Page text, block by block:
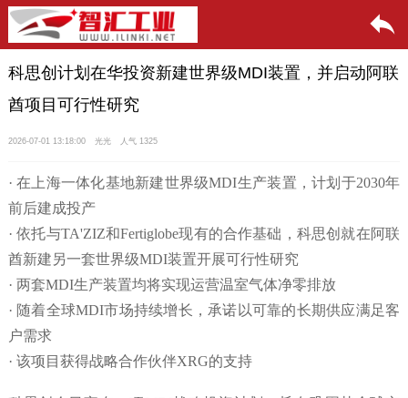
科思创计划在华投资新建世界级MDI装置，并启动阿联
酋项目可行性研究
2026-07-01 13:18:00 光光 人气 1325
· 在上海一体化基地新建世界级MDI生产装置，计划于2030年
前后建成投产
· 依托与TA'ZIZ和Fertiglobe现有的合作基础，科思创就在阿联
酋新建另一套世界级MDI装置开展可行性研究
· 两套MDI生产装置均将实现运营温室气体净零排放
· 随着全球MDI市场持续增长，承诺以可靠的长期供应满足客
户需求
· 该项目获得战略合作伙伴XRG的支持